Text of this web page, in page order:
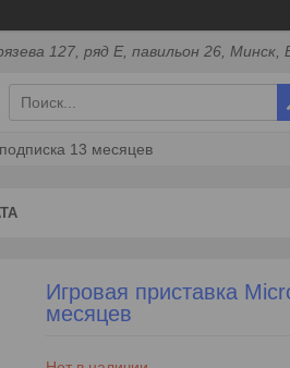
127, ряд Е, павильон 26, Минск,
13 месяцев
Игровая приставка
месяцев